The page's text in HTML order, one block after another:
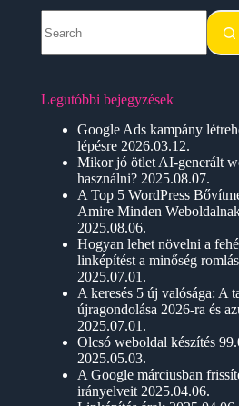
results
Legutóbbi bejegyzések
Google Ads kampány
lépésre 2026.03.12.
Mikor jó ötlet AI-generált
használni? 2025.08.07.
A Top 5 WordPress
Amire Minden
2025.08.06.
Hogyan lehet növelni a
linképítést a minőség
2025.07.01.
A keresés 5 új valósága: A
újragondolása 2026-ra és
2025.07.01.
Olcsó weboldal készítés
2025.05.03.
A Google márciusban
irányelveit 2025.04.06.